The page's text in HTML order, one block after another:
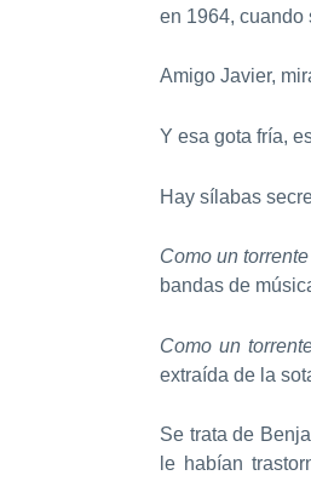
en 1964, cuando
Amigo Javier,
Y esa gota fría,
Hay sílabas
Como un
bandas de
Como un
extraída de la
Se trata de
le habían